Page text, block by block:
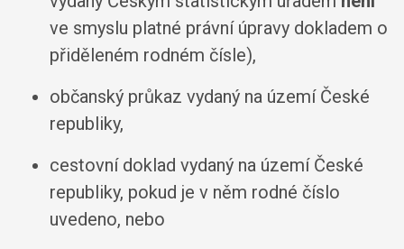
ve smyslu platné právní úpravy dokladem o
přiděleném rodném čísle),
občanský průkaz vydaný na území České
republiky,
cestovní doklad vydaný na území České
republiky, pokud je v něm rodné číslo
uvedeno, nebo